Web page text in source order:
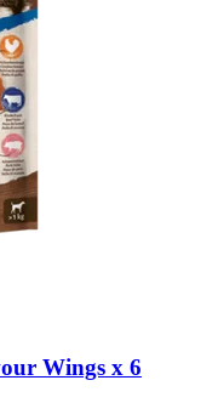
Wings x 6